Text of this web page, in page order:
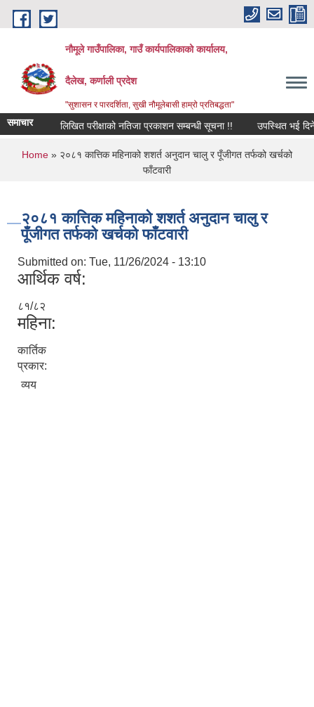
Skip to main content
नौमूले गाउँपालिका, गाउँ कार्यपालिकाको कार्यालय,
दैलेख, कर्णाली प्रदेश
"सुशासन र पारदर्शिता, सुखी नौमूलेबासी हाम्रो प्रतिबद्धता"
समाचार लिखित परीक्षाको नतिजा प्रकाशन सम्बन्धी सूचना !! उपस्थित भई दिने
You are here
Home » २०८१ कात्तिक महिनाको शशर्त अनुदान चालु र पूँजीगत तर्फको खर्चको
फाँटवारी
२०८१ कात्तिक महिनाको शशर्त अनुदान चालु र
पूँजीगत तर्फको खर्चको फाँटवारी
Submitted on: Tue, 11/26/2024 - 13:10
आर्थिक वर्ष:
८१/८२
महिना:
कार्तिक
प्रकार:
व्यय